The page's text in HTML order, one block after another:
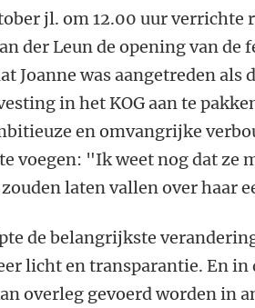
jl. om 12.00 uur verrichte
der Leun de opening van de
Joanne was aangetreden als
in het KOG aan te
en omvangrijke
voegen: "Ik weet nog dat ze
laten vallen over haar
de belangrijkste
licht en transparantie. En
overleg gevoerd worden in